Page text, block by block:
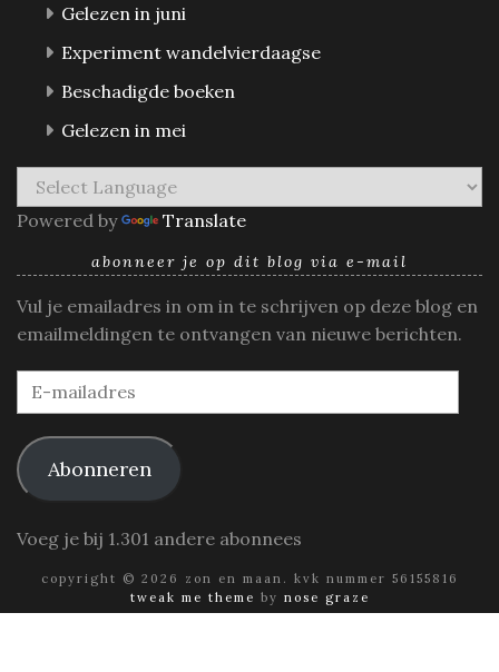
Gelezen in juni
Experiment wandelvierdaagse
Beschadigde boeken
Gelezen in mei
Powered by Translate
abonneer je op dit blog via e-mail
Vul je emailadres in om in te schrijven op deze blog en
emailmeldingen te ontvangen van nieuwe berichten.
E-
mailadres
Abonneren
Voeg je bij 1.301 andere abonnees
copyright © 2026 zon en maan. kvk nummer 56155816
tweak me theme by nose graze